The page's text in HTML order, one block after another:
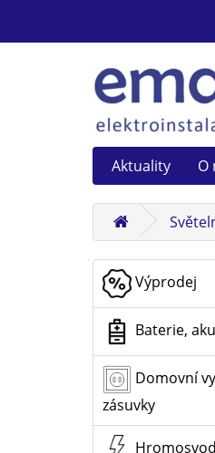
Aktuality O
Výprodej
Baterie,
Domovní
zásuvky